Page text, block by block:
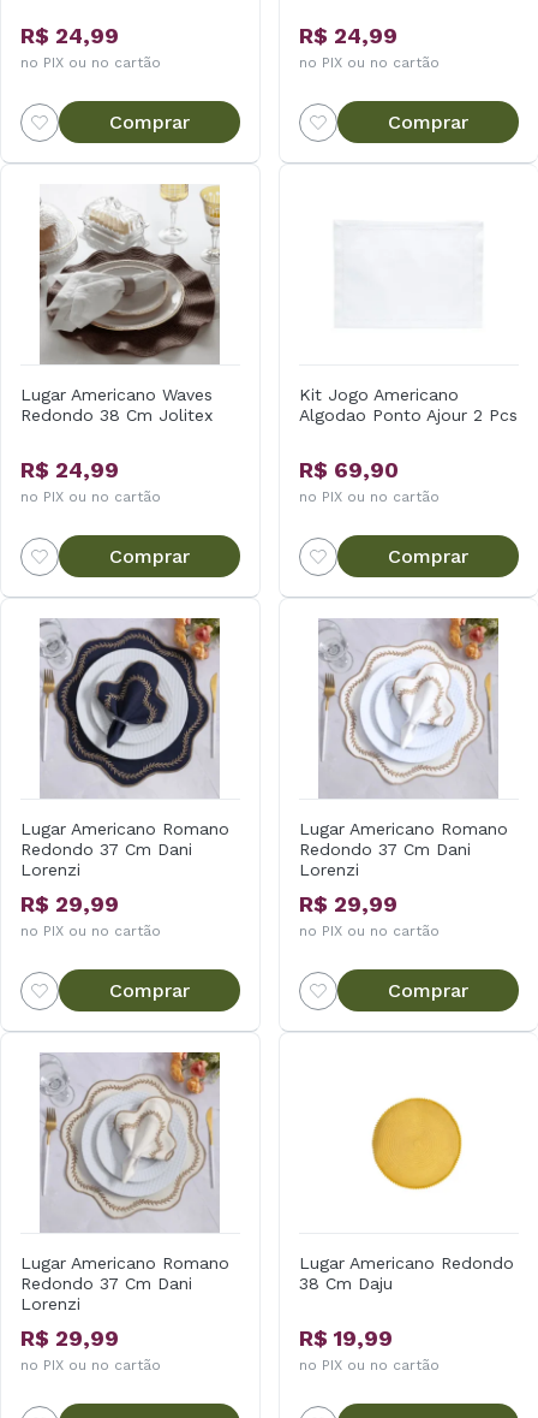
R$ 24,99
no PIX ou no cartão
Comprar
R$ 24,99
no PIX ou no cartão
Comprar
Lugar Americano Waves
Redondo 38 Cm Jolitex
R$ 24,99
no PIX ou no cartão
Comprar
Kit Jogo Americano
Algodao Ponto Ajour 2 Pcs
R$ 69,90
no PIX ou no cartão
Comprar
Lugar Americano Romano
Redondo 37 Cm Dani
Lorenzi
R$ 29,99
no PIX ou no cartão
Comprar
Lugar Americano Romano
Redondo 37 Cm Dani
Lorenzi
R$ 29,99
no PIX ou no cartão
Comprar
Lugar Americano Romano
Redondo 37 Cm Dani
Lorenzi
R$ 29,99
no PIX ou no cartão
Lugar Americano Redondo
38 Cm Daju
R$ 19,99
no PIX ou no cartão